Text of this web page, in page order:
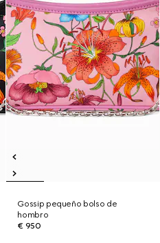
Gossip pequeño bolso de
hombro
€ 950